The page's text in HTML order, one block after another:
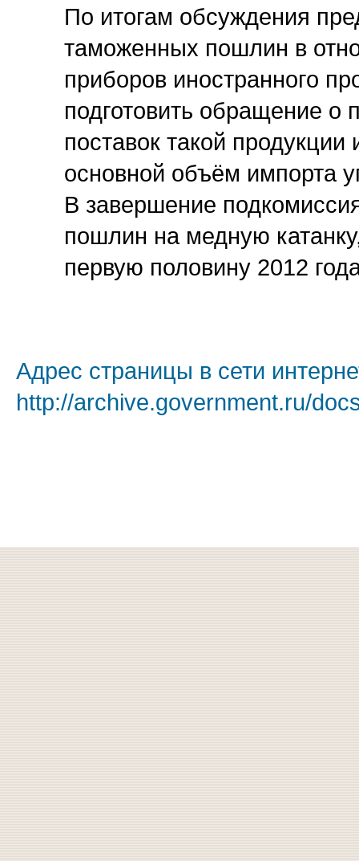
По итогам обсуждения
таможенных пошлин в
приборов иностранного
подготовить обращение
поставок такой
основной объём импорта
В завершение
пошлин на медную
первую половину 2012
Адрес страницы в сети
http://archive.government.ru/